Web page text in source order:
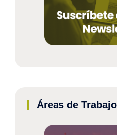
Áreas de Trabajo